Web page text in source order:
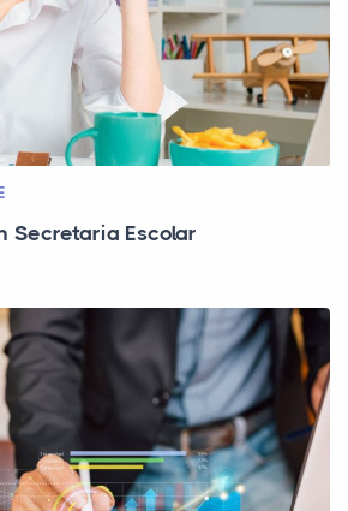
Secretaria Escolar